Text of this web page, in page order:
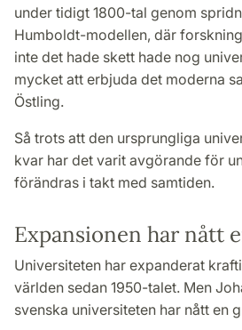
under tidigt 1800-tal genom
Humboldt-modellen, där
inte det hade skett hade nog
mycket att erbjuda det moderna
Östling.
Så trots att den ursprungliga
kvar har det varit avgörande för
förändras i takt med samtiden.
Expansionen har nått
Universiteten har expanderat
världen sedan 1950-talet. Men
svenska universiteten har nått en